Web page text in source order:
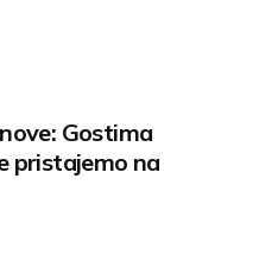
Gostima
pristajemo na